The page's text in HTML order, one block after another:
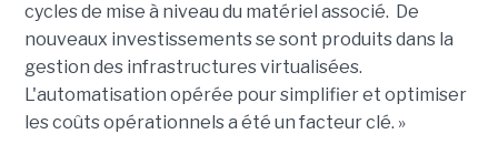
cycles de mise à niveau du matériel associé. De
nouveaux investissements se sont produits dans la
gestion des infrastructures virtualisées.
L'automatisation opérée pour simplifier et optimiser
les coûts opérationnels a été un facteur clé. »